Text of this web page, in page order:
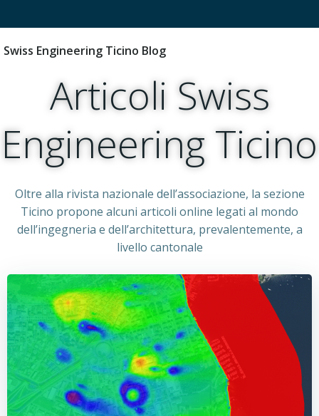
Swiss Engineering Ticino Blog
Articoli Swiss
Engineering Ticino
Oltre alla rivista nazionale dell’associazione, la sezione
Ticino propone alcuni articoli online legati al mondo
dell’ingegneria e dell’architettura, prevalentemente, a
livello cantonale